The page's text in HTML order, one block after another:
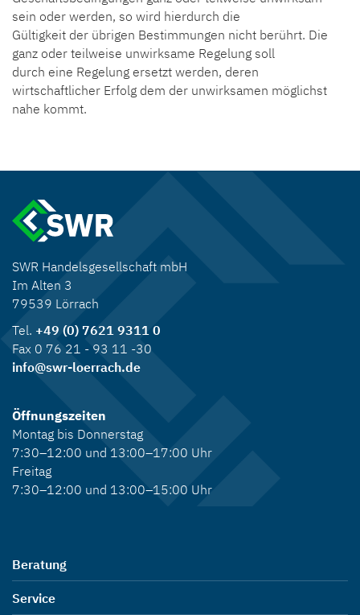
sein oder werden, so wird hierdurch die
Gültigkeit der übrigen Bestimmungen nicht berührt. Die
ganz oder teilweise unwirksame Regelung soll
durch eine Regelung ersetzt werden, deren
wirtschaftlicher Erfolg dem der unwirksamen möglichst
nahe kommt.
SWR Handelsgesellschaft mbH
Im Alten 3
79539 Lörrach
Tel. +49 (0) 7621 9311 0
Fax 0 76 21 - 93 11 -30
info@swr-loerrach.de
Öffnungszeiten
Montag bis Donnerstag
7:30–12:00 und 13:00–17:00 Uhr
Freitag
7:30–12:00 und 13:00–15:00 Uhr
Beratung
Service